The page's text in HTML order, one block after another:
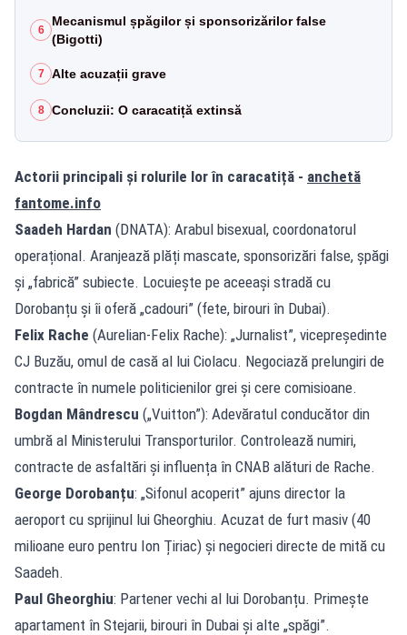
6
Mecanismul șpăgilor și sponsorizărilor false
(Bigotti)
7 Alte acuzații grave
8 Concluzii: O caracatiță extinsă
Actorii principali și rolurile lor în caracatiță - anchetă
fantome.info
Saadeh Hardan (DNATA): Arabul bisexual, coordonatorul
operațional. Aranjează plăți mascate, sponsorizări false, șpăgi
și „fabrică” subiecte. Locuiește pe aceeași stradă cu
Dorobanțu și îi oferă „cadouri” (fete, birouri în Dubai).
Felix Rache (Aurelian-Felix Rache): „Jurnalist”, vicepreședinte
CJ Buzău, omul de casă al lui Ciolacu. Negociază prelungiri de
contracte în numele politicienilor grei și cere comisioane.
Bogdan Mândrescu („Vuitton”): Adevăratul conducător din
umbră al Ministerului Transporturilor. Controlează numiri,
contracte de asfaltări și influența în CNAB alături de Rache.
George Dorobanțu: „Sifonul acoperit” ajuns director la
aeroport cu sprijinul lui Gheorghiu. Acuzat de furt masiv (40
milioane euro pentru Ion Țiriac) și negocieri directe de mită cu
Saadeh.
Paul Gheorghiu: Partener vechi al lui Dorobanțu. Primește
apartament în Stejarii, birouri în Dubai și alte „spăgi”.